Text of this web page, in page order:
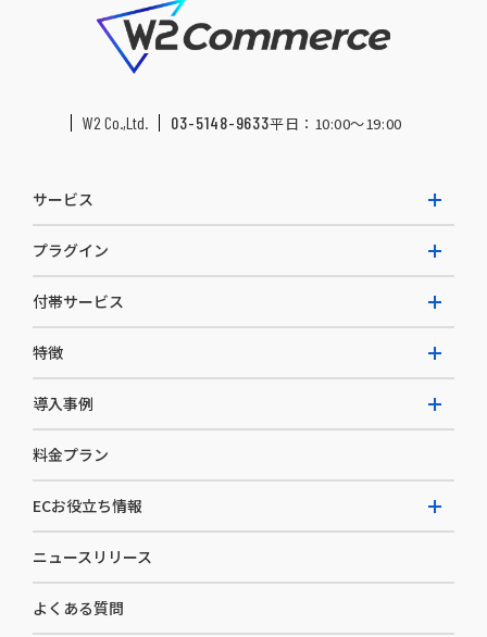
W2 Co.,Ltd. 03-5148-9633平日：10:00〜19:00
サービス
W2 Commerce Repeat
W2 Commerce BtoB
W2 Commerce Asia
プラグイン
AI buddy
付帯サービス
EC運用構築支援・運用支援
カスタマーサクセス
セキュリティ
デザイン制作
コンサルティング
特徴
選ばれる理由
開発体制
導入事例
導入企業一覧
料金プラン
ECお役立ち情報
お役立ち資料
ニュースリリース
よくある質問